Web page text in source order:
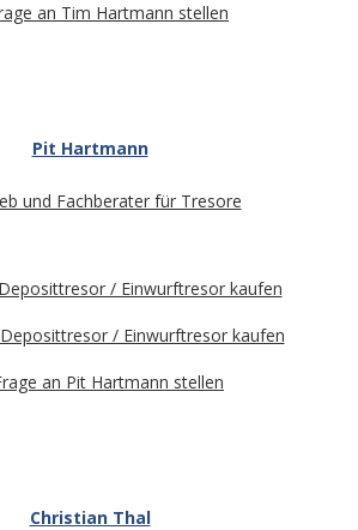
an Tim Hartmann stellen
Pit Hartmann
/ Einwurftresor kaufen
/ Einwurftresor kaufen
an Pit Hartmann stellen
Christian Thal